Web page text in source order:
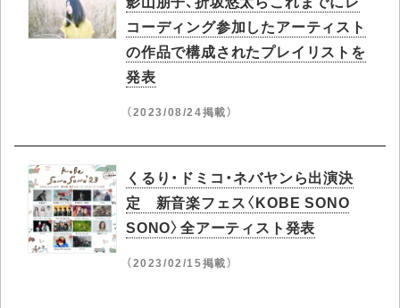
コーディング参加したアーティスト
の作品で構成されたプレイリストを
発表
（2023/08/24掲載）
くるり・ドミコ・ネバヤンら出演決
定 新音楽フェス〈KOBE SONO
SONO〉全アーティスト発表
（2023/02/15掲載）